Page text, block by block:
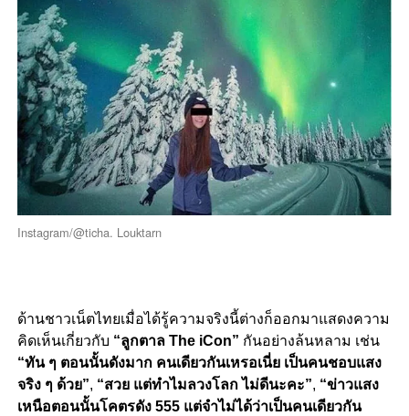
Instagram/@ticha. Louktarn
ด้านชาวเน็ตไทยเมื่อได้รู้ความจริงนี้ต่างก็ออกมาแสดงความ
คิดเห็นเกี่ยวกับ “ลูกตาล The iCon” กันอย่างล้นหลาม เช่น
“ทัน ๆ ตอนนั้นดังมาก คนเดียวกันเหรอเนี่ย เป็นคนชอบแสง
จริง ๆ ด้วย”, “สวย แต่ทําไมลวงโลก ไม่ดีนะคะ”, “ข่าวแสง
เหนือตอนนั้นโคตรดัง 555 แต่จำไม่ได้ว่าเป็นคนเดียวกัน